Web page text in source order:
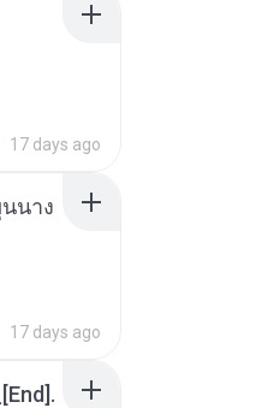
17 days ago
นาง
17 days ago